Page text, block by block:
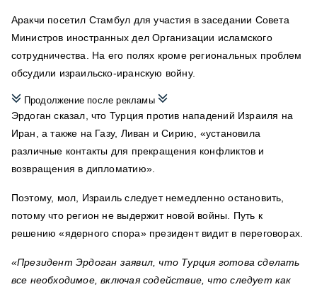
Аракчи посетил Стамбул для участия в заседании Совета
Министров иностранных дел Организации исламского
сотрудничества. На его полях кроме региональных проблем
обсудили израильско-иранскую войну.
Продолжение после рекламы
Эрдоган сказал, что Турция против нападений Израиля на
Иран, а также на Газу, Ливан и Сирию, «установила
различные контакты для прекращения конфликтов и
возвращения в дипломатию».
Поэтому, мол, Израиль следует немедленно остановить,
потому что регион не выдержит новой войны. Путь к
решению «ядерного спора» президент видит в переговорах.
«Президент Эрдоган заявил, что Турция готова сделать
все необходимое, включая содействие, что следует как